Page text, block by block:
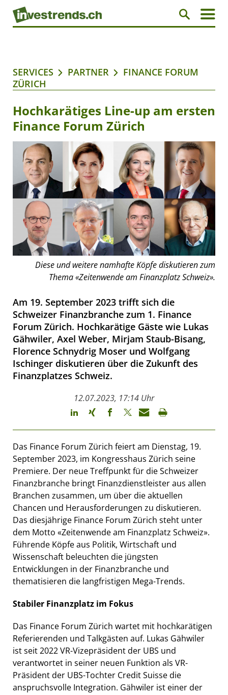
SERVICES PARTNER
FINANCE FORUM
ZÜRICH
Hochkarätiges Line-up am ersten
Finance Forum Zürich
Diese und weitere namhafte Köpfe diskutieren zum
Thema «Zeitenwende am Finanzplatz Schweiz».
Am 19. September 2023 trifft sich die
Schweizer Finanzbranche zum 1. Finance
Forum Zürich. Hochkarätige Gäste wie Lukas
Gähwiler, Axel Weber, Mirjam Staub-Bisang,
Florence Schnydrig Moser und Wolfgang
Ischinger diskutieren über die Zukunft des
Finanzplatzes Schweiz.
12.07.2023, 17:14 Uhr
Das Finance Forum Zürich feiert am Dienstag, 19.
September 2023, im Kongresshaus Zürich seine
Premiere. Der neue Treffpunkt für die Schweizer
Finanzbranche bringt Finanzdienstleister aus allen
Branchen zusammen, um über die aktuellen
Chancen und Herausforderungen zu diskutieren.
Das diesjährige Finance Forum Zürich steht unter
dem Motto «Zeitenwende am Finanzplatz Schweiz».
Führende Köpfe aus Politik, Wirtschaft und
Wissenschaft beleuchten die jüngsten
Entwicklungen in der Finanzbranche und
thematisieren die langfristigen Mega-Trends.
Stabiler Finanzplatz im Fokus
Das Finance Forum Zürich wartet mit hochkarätigen
Referierenden und Talkgästen auf. Lukas Gähwiler
ist seit 2022 VR-Vizepräsident der UBS und
verantwortet in seiner neuen Funktion als VR-
Präsident der UBS-Tochter Credit Suisse die
anspruchsvolle Integration. Gähwiler ist einer der